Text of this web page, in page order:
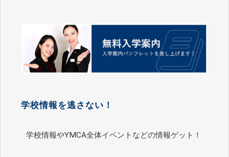
学校情報を逃さない！
学校情報やYMCA全体イベントなどの情報ゲット！